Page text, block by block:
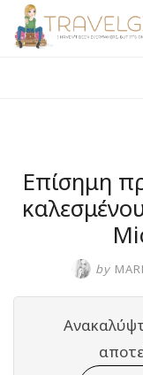
Skip
Επίσημη
by